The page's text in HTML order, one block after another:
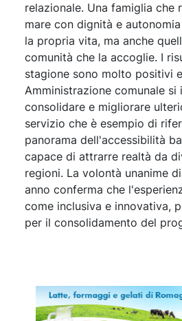
relazionale. Una famiglia che
mare con dignità e
la propria vita, ma anche
comunità che la accoglie. I
stagione sono molto positivi
Amministrazione comunale si
consolidare e migliorare
servizio che è esempio di
panorama dell'accessibilità
capace di attrarre realtà da
regioni. La volontà unanime
anno conferma che
come inclusiva e innovativa,
per il consolidamento del